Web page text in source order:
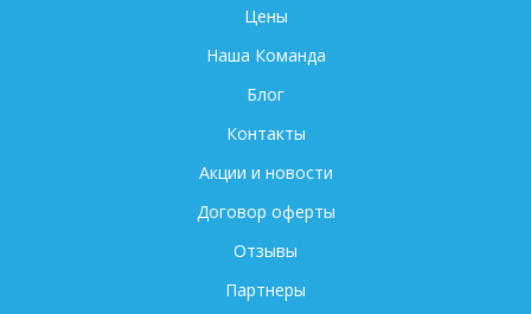
Цены
Наша Команда
Блог
Контакты
Акции и новости
Договор оферты
Отзывы
Партнеры